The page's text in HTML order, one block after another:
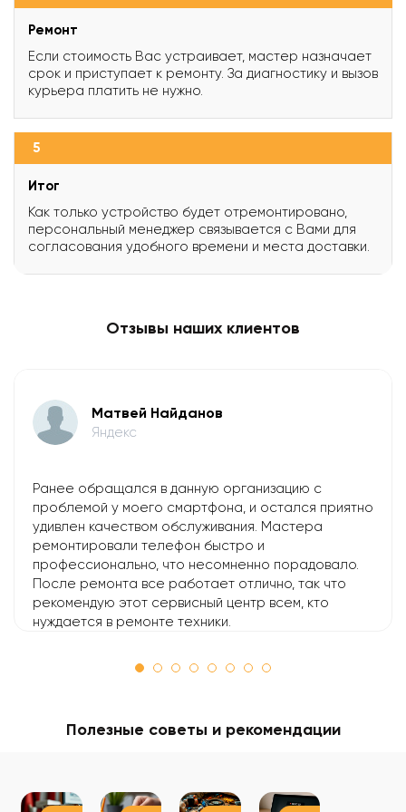
Ремонт
Если стоимость Вас устраивает, мастер назначает
срок и приступает к ремонту. За диагностику и вызов
курьера платить не нужно.
5
Итог
Как только устройство будет отремонтировано,
персональный менеджер связывается с Вами для
согласования удобного времени и места доставки.
Отзывы наших клиентов
Матвей Найданов
Яндекс
Ранее обращался в данную организацию с
проблемой у моего смартфона, и остался приятно
удивлен качеством обслуживания. Мастера
ремонтировали телефон быстро и
профессионально, что несомненно порадовало.
После ремонта все работает отлично, так что
рекомендую этот сервисный центр всем, кто
нуждается в ремонте техники.
Полезные советы и рекомендации